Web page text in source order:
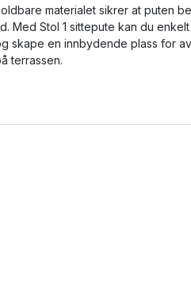
materialet sikrer at puten
Med Stol 1 sittepute kan du
skape en innbydende plass for
terrassen.